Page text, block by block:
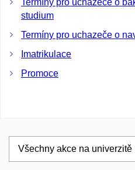
Termíny pro uchazeče o
studium
Termíny pro uchazeče o
Imatrikulace
Promoce